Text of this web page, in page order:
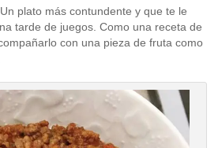
Un plato más contundente y que te le
tarde de juegos. Como una receta de
con una pieza de fruta como